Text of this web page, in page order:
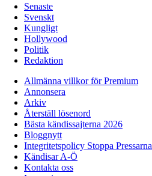
Senaste
Svenskt
Kungligt
Hollywood
Politik
Redaktion
Allmänna villkor för Premium
Annonsera
Arkiv
Återställ lösenord
Bästa kändissajterna 2026
Bloggnytt
Integritetspolicy Stoppa Pressarna
Kändisar A-Ö
Kontakta oss